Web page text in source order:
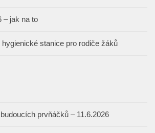
– jak na to
stanice pro rodiče žáků
prvňáčků – 11.6.2026